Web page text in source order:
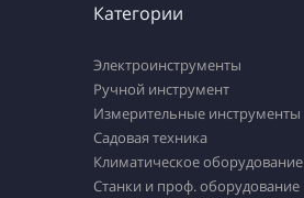
Категории
Электроинструменты
Ручной инструмент
Измерительные инструменты
Садовая техника
Климатическое оборудование
Станки и проф. оборудование